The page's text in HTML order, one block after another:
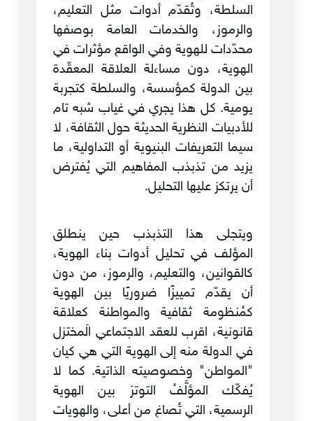
السلطة، وتُقدّم أدوات مثل التعليم،
والرموز، والخدمات العامة بوصفها
محدّدات للهوية وفي الواقع مؤثرات في
الهوية، دون مساءلة العلاقة المعقّدة
بين الدولة كمؤسسة، والسلطة كتجربة
يومية. كل هذا يجري في غياب شبه تام
للأدبيات النظرية الحديثة حول الثقافة، لا
سيما التعريفات البنيوية أو التداولية، ما
يزيد من تذبذب المفاهيم التي يُفترض
أن يرتكز عليها التحليل.
ويتجلى هذا التذبذب حين ينطلق
المؤلف في تحليل أدوات بناء الهوية،
كالقوانين، والتعليم، والرموز، من دون
أن يقدّم تمييزًا ضروريًا بين الهوية
كمُنظومة ثقافية والمواطنة كعلاقة
قانونية، اقرب للعقد الاجتماعي الَمختزل
في الدولة منه إلى الهوية التي هي كيان
"المواطن" وخصوصيته الذاتية. كما لا
يُفكّك المؤلَّفُ التوترَ بين الهوية
الرسمية، التي تُصاغ من أعلى، والهويات